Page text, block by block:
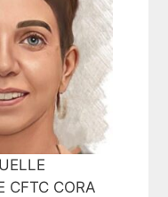
CFTC CORA